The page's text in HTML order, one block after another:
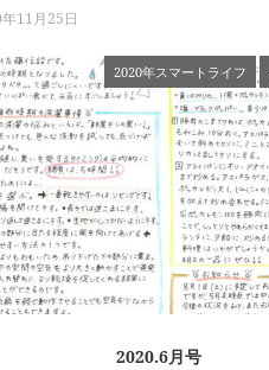
11月25日
2020年スマートライフ
2020.6月号